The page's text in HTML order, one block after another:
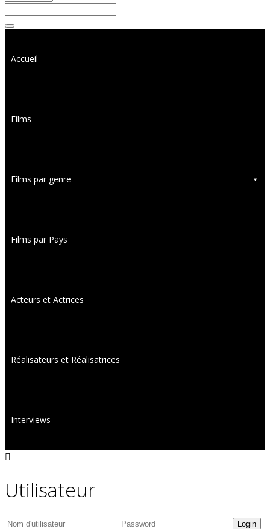
Accueil
Films
Films par genre
Films par Pays
Acteurs et Actrices
Réalisateurs et Réalisatrices
Interviews
Utilisateur